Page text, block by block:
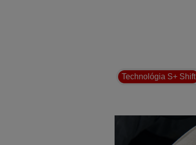
Technológia S+ Shift